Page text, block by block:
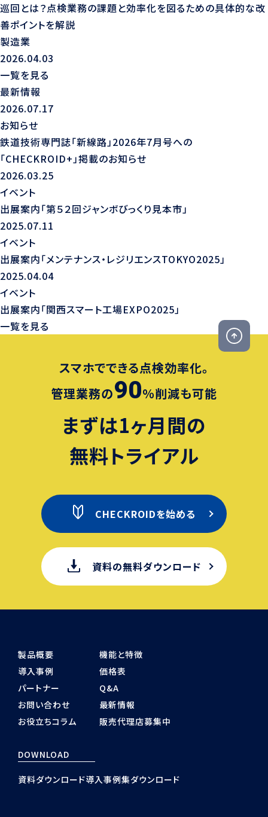
巡回とは？点検業務の課題と効率化を図るための具体的な改
善ポイントを解説
製造業
2026.04.03
一覧を見る
最新情報
2026.07.17
お知らせ
鉄道技術専門誌「新線路」2026年7月号への
「CHECKROID+」掲載のお知らせ
2026.03.25
イベント
出展案内「第５２回ジャンボびっくり見本市」
2025.07.11
イベント
出展案内「メンテナンス・レジリエンスTOKYO2025」
2025.04.04
イベント
出展案内「関西スマート工場EXPO2025」
一覧を見る
スマホでできる点検効率化。
管理業務の90％削減も可能
まずは1ヶ月間の
無料トライアル
CHECKROIDを始める
資料の無料ダウンロード
製品概要
機能と特徴
導入事例
価格表
パートナー
Q&A
お問い合わせ
最新情報
お役立ちコラム
販売代理店募集中
DOWNLOAD
資料ダウンロード導入事例集ダウンロード